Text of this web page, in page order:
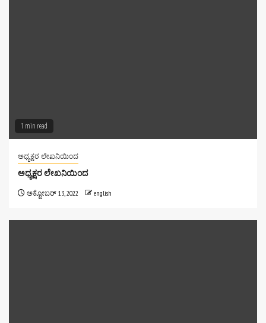
1 min read
ಅಧ್ಯಕ್ಷರ ಲೇಖನಿಯಿಂದ
ಅಧ್ಯಕ್ಷರ ಲೇಖನಿಯಿಂದ
ಅಕ್ಟೋಬರ್ 13, 2022 english